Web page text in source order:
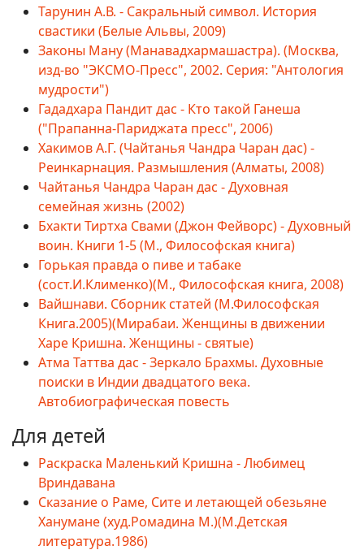
Тарунин А.В. - Сакральный символ. История
свастики (Белые Альвы, 2009)
Законы Ману (Манавадхармашастра). (Москва,
изд-во "ЭКСМО-Пресс", 2002. Серия: "Антология
мудрости")
Гададхара Пандит дас - Кто такой Ганеша
("Прапанна-Париджата пресс", 2006)
Хакимов А.Г. (Чайтанья Чандра Чаран дас) -
Реинкарнация. Размышления (Алматы, 2008)
Чайтанья Чандра Чаран дас - Духовная
семейная жизнь (2002)
Бхакти Тиртха Свами (Джон Фейворс) - Духовный
воин. Книги 1-5 (М., Философская книга)
Горькая правда о пиве и табаке
(сост.И.Клименко)(М., Философская книга, 2008)
Вайшнави. Сборник статей (М.Философская
Книга.2005)(Мирабаи. Женщины в движении
Харе Кришна. Женщины - святые)
Атма Таттва дас - Зеркало Брахмы. Духовные
поиски в Индии двадцатого века.
Автобиографическая повесть
Для детей
Раскраска Маленький Кришна - Любимец
Вриндавана
Сказание о Раме, Сите и летающей обезьяне
Ханумане (худ.Ромадина М.)(М.Детская
литература.1986)